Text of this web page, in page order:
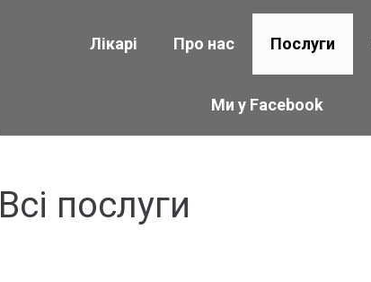
Лікарі Про нас Послуги
Ми у Facebook
Всі послуги